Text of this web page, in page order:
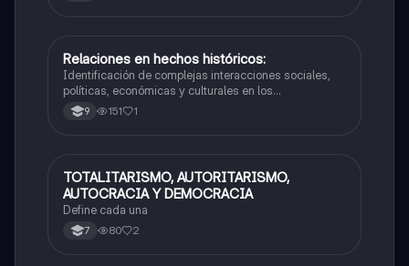
Sociales/Historia
Relaciones en hechos históricos:
Identificación de complejas interacciones sociales,
políticas, económicas y culturales en los
acontecimientos del pasado.
9 151 1
Sociales/Historia
TOTALITARISMO, AUTORITARISMO,
AUTOCRACIA Y DEMOCRACIA
Define cada una
7 80 2